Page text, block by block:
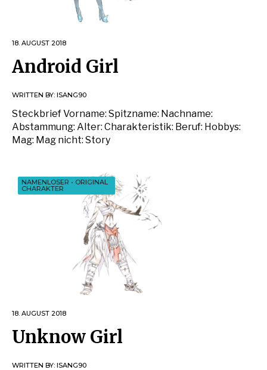
18. AUGUST 2018
Android Girl
WRITTEN BY: ISANG90
Steckbrief Vorname: Spitzname: Nachname:
Abstammung: Alter: Charakteristik: Beruf: Hobbys:
Mag: Mag nicht: Story
NAMENLOSER • ORIGINAL
CHARAKTER
18. AUGUST 2018
Unknow Girl
WRITTEN BY: ISANG90